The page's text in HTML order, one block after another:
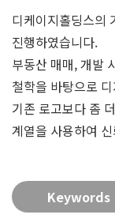
디케이지홀딩스의
진행하였습니다.
부동산 매매, 개발
철학을 바탕으로
기존 로고보다 좀
계열을 사용하여
Keywords